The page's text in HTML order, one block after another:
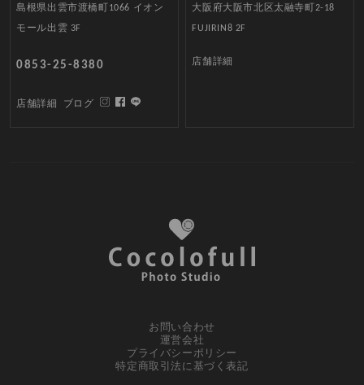
島根県出雲市渡橋町1066 イオン
モール出雲 3F
0853-25-8380
店舗詳細 ブログ
大阪府大阪市北区太融寺町2-18
FUJIRIN8 2F
店舗詳細
お問い合わせ
運営会社
プライバシーポリシー
特定商取引法に基づく表記